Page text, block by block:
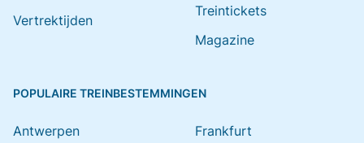
Vertrektijden
Treintickets
Magazine
POPULAIRE TREINBESTEMMINGEN
Antwerpen
Frankfurt